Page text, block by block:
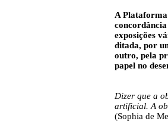
A
exposições
ditada, por
outro, pela
papel no
Dizer que a
artificial. A
(Sophia de